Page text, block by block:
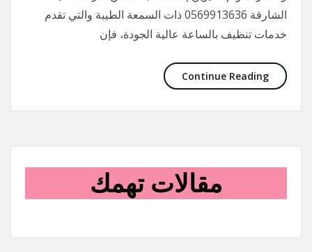
الشارقة 0569913636 ذات السمعة الطيبة والتي تقدم
خدمات تنظيف بالساعة عالية الجودة، فإن
Continue Reading
مقالات تهمك